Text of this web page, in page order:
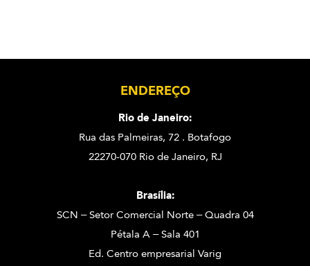
ENDEREÇO
Rio de Janeiro:
Rua das Palmeiras, 72 . Botafogo
22270-070 Rio de Janeiro, RJ
Brasília:
SCN – Setor Comercial Norte – Quadra 04
Pétala A – Sala 401
Ed. Centro empresarial Varig